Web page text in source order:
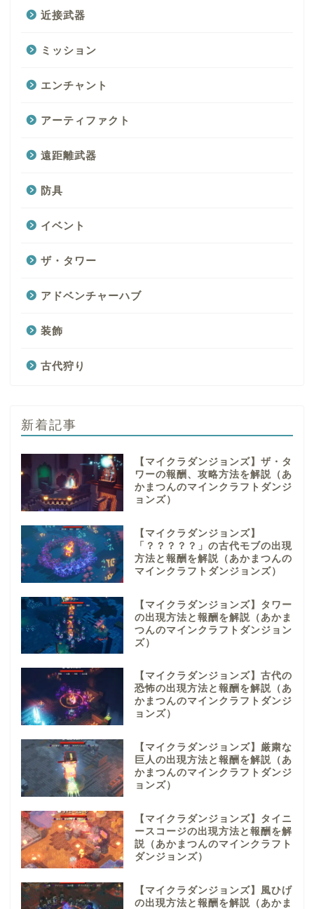
近接武器
ミッション
エンチャント
アーティファクト
遠距離武器
防具
イベント
ザ・タワー
アドベンチャーハブ
装飾
古代狩り
新着記事
【マイクラダンジョンズ】ザ・タ
ワーの報酬、攻略方法を解説（あ
かまつんのマインクラフトダンジ
ョンズ）
【マイクラダンジョンズ】
「？？？？？」の古代モブの出現
方法と報酬を解説（あかまつんの
マインクラフトダンジョンズ）
【マイクラダンジョンズ】タワー
の出現方法と報酬を解説（あかま
つんのマインクラフトダンジョン
ズ）
【マイクラダンジョンズ】古代の
恐怖の出現方法と報酬を解説（あ
かまつんのマインクラフトダンジ
ョンズ）
【マイクラダンジョンズ】厳粛な
巨人の出現方法と報酬を解説（あ
かまつんのマインクラフトダンジ
ョンズ）
【マイクラダンジョンズ】タイニ
ースコージの出現方法と報酬を解
説（あかまつんのマインクラフト
ダンジョンズ）
【マイクラダンジョンズ】風ひげ
の出現方法と報酬を解説（あかま